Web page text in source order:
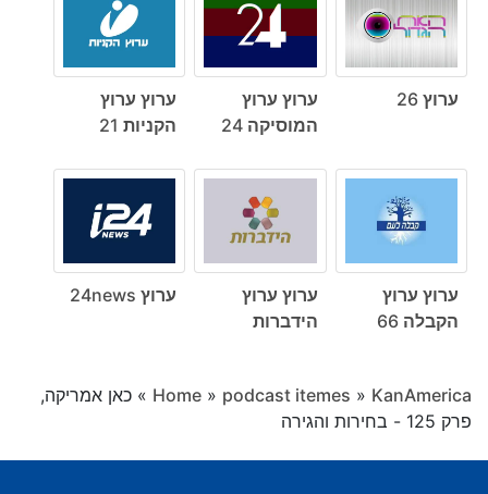
ערוץ 26
ערוץ ערוץ
המוסיקה 24
ערוץ ערוץ
הקניות 21
ערוץ ערוץ
הקבלה 66
ערוץ ערוץ
הידברות
ערוץ 24news
Home » podcast itemes » KanAmerica
» כאן אמריקה,
פרק 125 - בחירות והגירה